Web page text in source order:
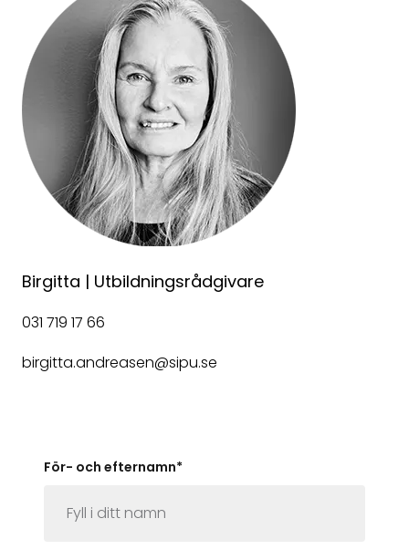
Birgitta | Utbildningsrådgivare
031 719 17 66
birgitta.andreasen@sipu.se
För- och efternamn*